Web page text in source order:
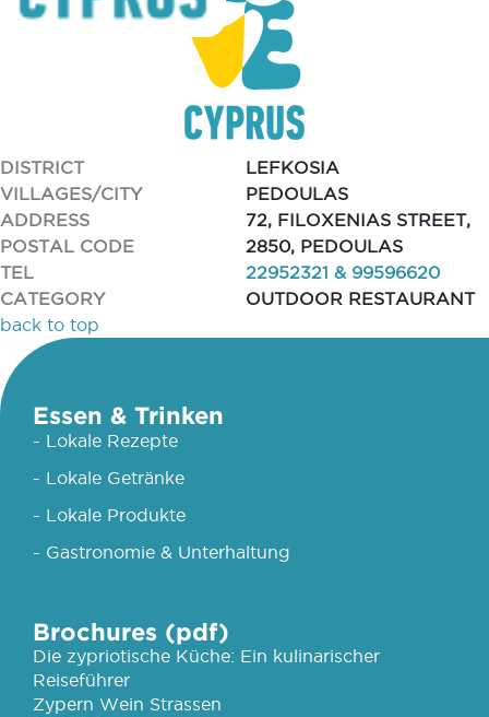
DISTRICT
LEFKOSIA
VILLAGES/CITY
PEDOULAS
ADDRESS
72, FILOXENIAS STREET,
POSTAL CODE
2850, PEDOULAS
TEL
22952321 & 99596620
CATEGORY
OUTDOOR RESTAURANT
back to top
Essen & Trinken
- Lokale Rezepte
- Lokale Getränke
- Lokale Produkte
- Gastronomie & Unterhaltung
Brochures (pdf)
Die zypriotische Küche: Ein kulinarischer
Reiseführer
Zypern Wein Strassen